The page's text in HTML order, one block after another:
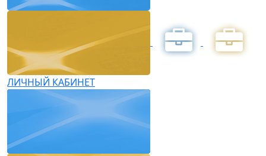
ЛИЧНЫЙ КАБИНЕТ